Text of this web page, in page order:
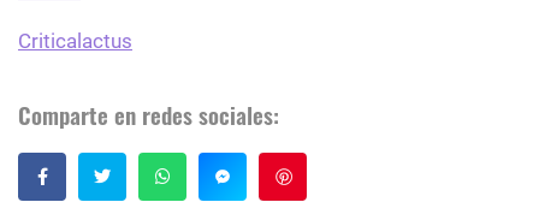
Criticalactus
Comparte en redes sociales: